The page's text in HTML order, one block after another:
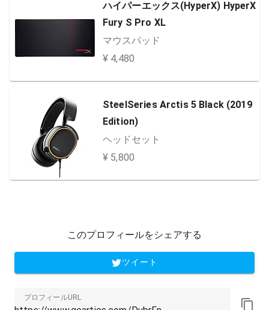
ハイパーエックス(HyperX) HyperX
Fury S Pro XL
マウスパッド
¥ 4,480
SteelSeries Arctis 5 Black (2019
Edition)
ヘッドセット
¥ 5,800
このプロフィールをシェアする
ツイート
プロフィールURL